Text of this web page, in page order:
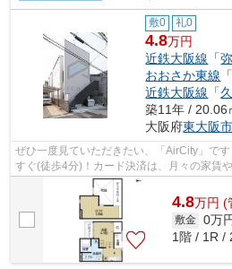
敷0 礼0
4.8万円
近鉄大阪線 「
おおさか東線 「
近鉄大阪線 「
築11年 / 20.06
大阪府東大阪市
ぜひ一度見ていただきたい、「AirCity」で
すぐ(徒歩4分)！カード決済は、月々の家賃
を解消してくれます！ニーズの高い...
4.8万円 (
敷金 0万
1階 / 1R /